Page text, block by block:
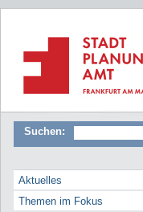
Suchen:
Aktuelles
Themen im Fokus